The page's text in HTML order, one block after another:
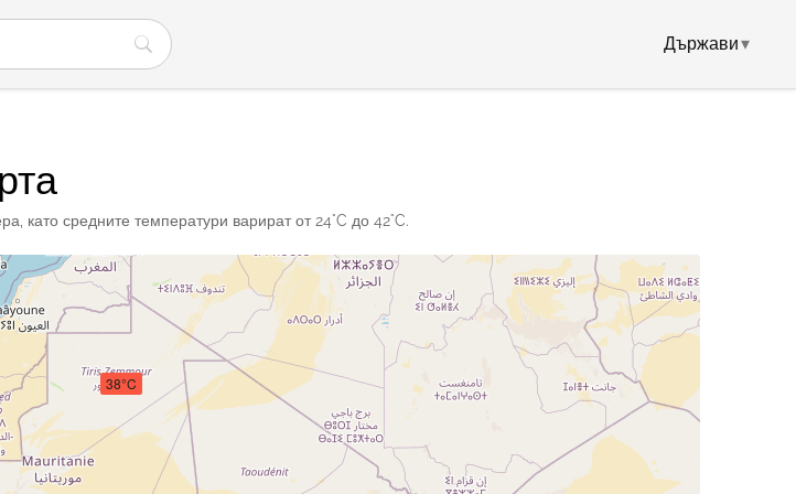
Държави▾
като средните температури варират от 24°C до 42°C.
38°C